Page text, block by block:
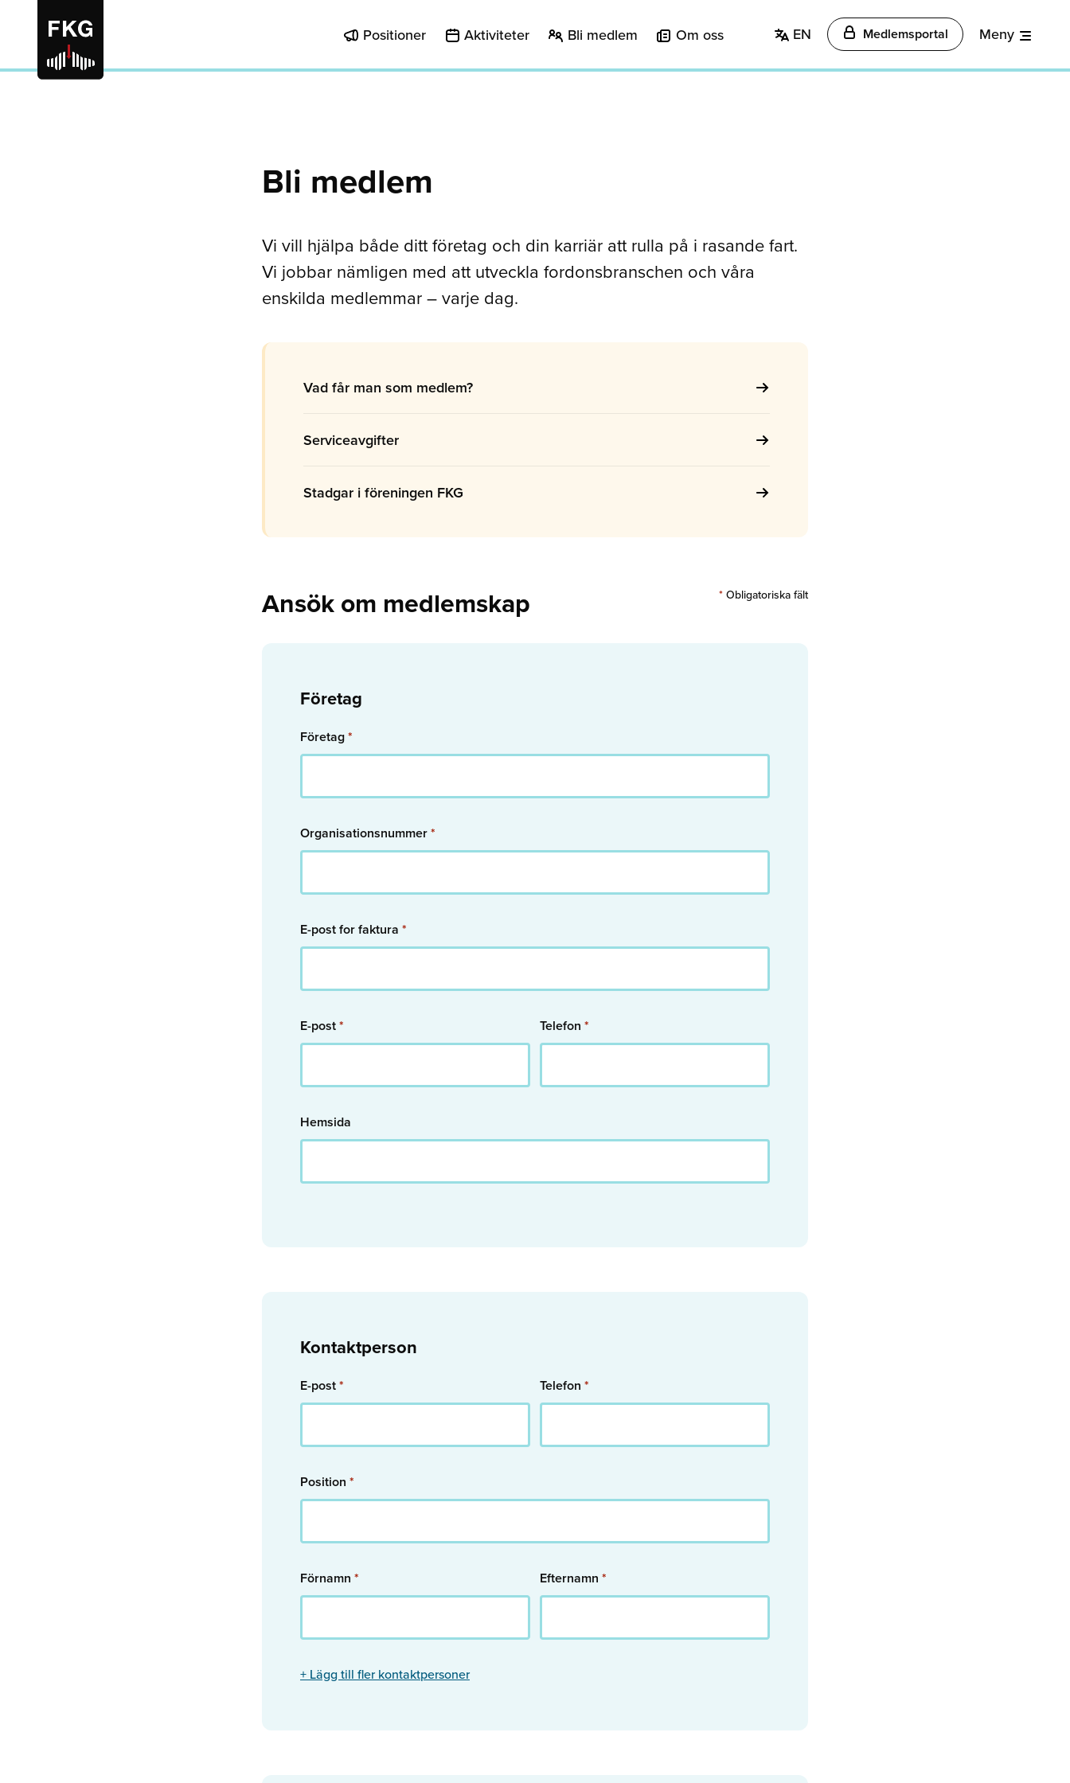
Positioner Aktiviteter Bli medlem Om oss EN Medlemsportal Meny
Bli medlem
Vi vill hjälpa både ditt företag och din karriär att rulla på i rasande fart.
Vi jobbar nämligen med att utveckla fordonsbranschen och våra
enskilda medlemmar – varje dag.
Vad får man som medlem?
Serviceavgifter
Stadgar i föreningen FKG
Ansök om medlemskap * Obligatoriska fält
Företag
Företag*
Organisationsnummer*
E-post for faktura *
E-post* Telefon *
Hemsida
Kontaktperson
E-post* Telefon *
Position *
Förnamn * Efternamn *
+ Lägg till fler kontaktpersoner